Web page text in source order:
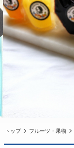
トップ フルーツ・果物